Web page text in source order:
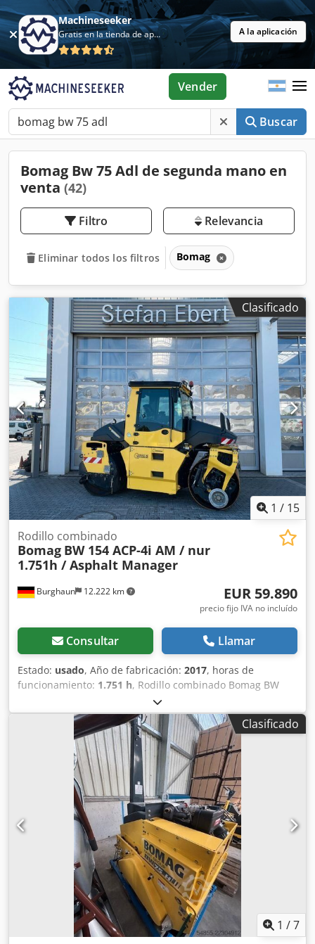
Machineseeker
Gratis en la tienda de aplicaciones A la aplicación
Buscar
Vender
Bomag Bw 75 Adl de segunda mano en
venta (42)
Filtro Relevancia
Eliminar todos los filtros Bomag
Clasificado
1 / 15
Burghaun 12.222 km
Rodillo combinado
Bomag BW 154 ACP-4i AM / nur
1.751h / Asphalt Manager
EUR 59.890
precio fijo IVA no incluído
Consultar Llamar
Estado: usado, Año de fabricación: 2017, horas de
funcionamiento: 1.751 h, Rodillo combinado Bomag BW
154 ACP-4i AM, año de fabricación: 2017, horas de
funcionamiento: solo 1.751 horas, motor: Kubota [55,4
kW/75 CV], sistema Asphalt Manager 2, cortadora de
asfalto a ambos lados, peso: 7.400 kg, tambor con
superficie lisa, buen estado, listo para su uso inmediato.
Dodpfszq Tztox Abzjck Si lo desea, le ofreceremos una
opción de arrendamiento o financiación. El Sr. Mihm (tel. )
estará encantado de atenderle. Para obtener más
información, visite nuestra página web. Salvo errores y
venta previa. Posibilidad de alquiler. = Más información =
Póngase en contacto con Tobias Ebert para obtener más
información.
Clasificado
1 /7